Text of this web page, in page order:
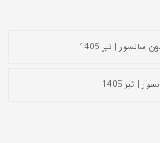
| تیر 1405
| تیر 1405